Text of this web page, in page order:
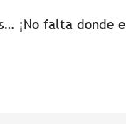
¡No falta donde